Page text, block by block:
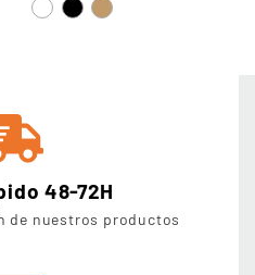
48-72H
de nuestros productos